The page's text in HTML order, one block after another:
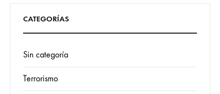
CATEGORÍAS
Sin categoría
Terrorismo